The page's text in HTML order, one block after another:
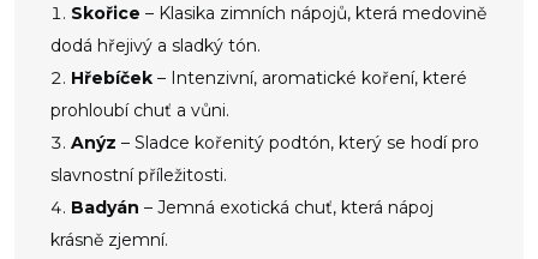
Skořice – Klasika zimních nápojů, která medovině
dodá hřejivý a sladký tón.
Hřebíček – Intenzivní, aromatické koření, které
prohloubí chuť a vůni.
Anýz – Sladce kořenitý podtón, který se hodí pro
slavnostní příležitosti.
Badyán – Jemná exotická chuť, která nápoj
krásně zjemní.